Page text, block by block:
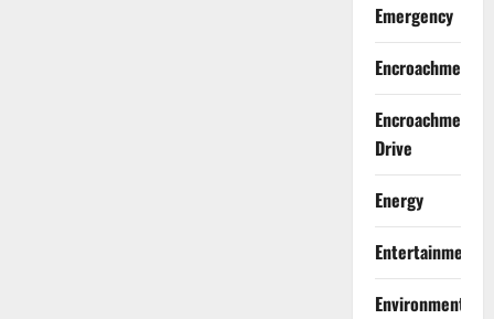
Emergency
Encroachment
Encroachment
Drive
Energy
Entertainment
Environment